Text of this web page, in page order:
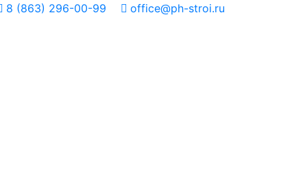
8 (863) 296-00-99 office@ph-stroi.ru